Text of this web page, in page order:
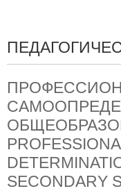
SECONDARY